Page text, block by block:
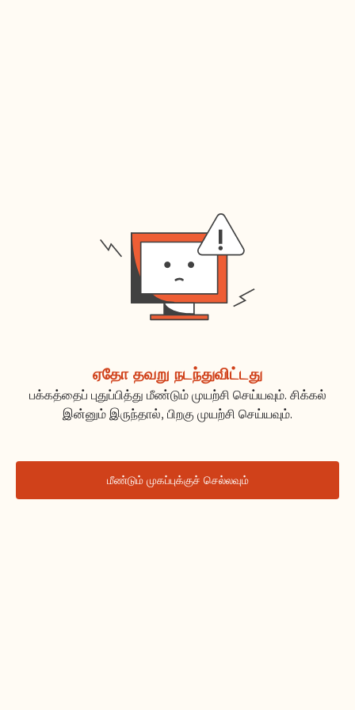
ஏதோ தவறு நடந்துவிட்டது
பக்கத்தைப் புதுப்பித்து மீண்டும் முயற்சி செய்யவும். சிக்கல்
இன்னும் இருந்தால், பிறகு முயற்சி செய்யவும்.
மீண்டும் முகப்புக்குச் செல்லவும்